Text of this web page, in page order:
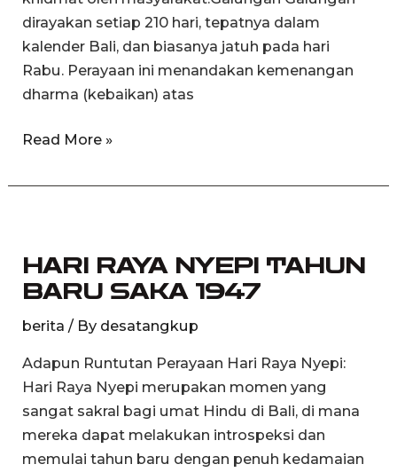
dirayakan setiap 210 hari, tepatnya dalam
kalender Bali, dan biasanya jatuh pada hari
Rabu. Perayaan ini menandakan kemenangan
dharma (kebaikan) atas
Read More »
HARI RAYA NYEPI TAHUN
BARU SAKA 1947
berita / By desatangkup
Adapun Runtutan Perayaan Hari Raya Nyepi:
Hari Raya Nyepi merupakan momen yang
sangat sakral bagi umat Hindu di Bali, di mana
mereka dapat melakukan introspeksi dan
memulai tahun baru dengan penuh kedamaian
NYEPI
TAHUN
1947